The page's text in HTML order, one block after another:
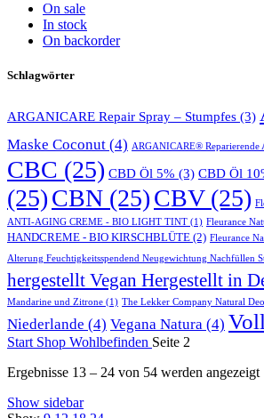
On sale
In stock
On backorder
Schlagwörter
ARGANICARE Repair Spray – Stumpfes (3)
Maske Coconut (4) ARGANICARE®
CBC (25) CBD Öl 5% (3) CBD Öl
(25)CBN (25)CBV(25)
ANTI-AGING CREME - BIO LIGHT TINT (1) Fleurance
HANDCREME - BIO KIRSCHBLÜTE (2) Fleurance
Alterung Feuchtigkeitsspendend Neugewichtung Nachfüllen
hergestellt Vegan Hergestellt in
Mandarine und Zitrone (1) The Lekker Company Natural
Niederlande (4) Vegana Natura (4)
Start Shop Wohlbefinden Seite 2
Ergebnisse 13 – 24 von 54 werden angezeigt
Show sidebar